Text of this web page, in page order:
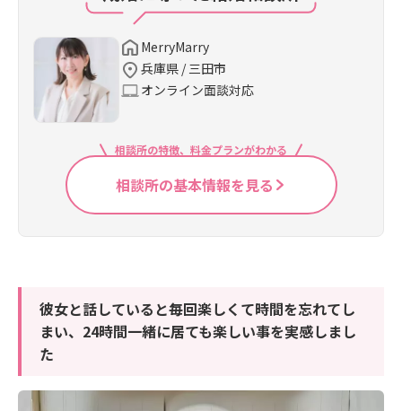
MerryMarry
兵庫県 / 三田市
オンライン面談対応
相談所の特徴、料金プランがわかる
相談所の基本情報を見る
彼女と話していると毎回楽しくて時間を忘れてし
まい、24時間一緒に居ても楽しい事を実感しまし
た